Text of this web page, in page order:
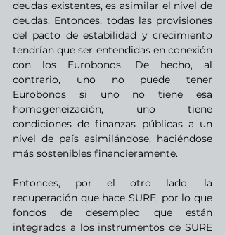
deudas existentes, es asimilar el nivel de
deudas. Entonces, todas las provisiones
del pacto de estabilidad y crecimiento
tendrían que ser entendidas en conexión
con los Eurobonos. De hecho, al
contrario, uno no puede tener
Eurobonos si uno no tiene esa
homogeneización, uno tiene
condiciones de finanzas públicas a un
nivel de país asimilándose, haciéndose
más sostenibles financieramente.
Entonces, por el otro lado, la
recuperación que hace SURE, por lo que
fondos de desempleo que están
integrados a los instrumentos de SURE